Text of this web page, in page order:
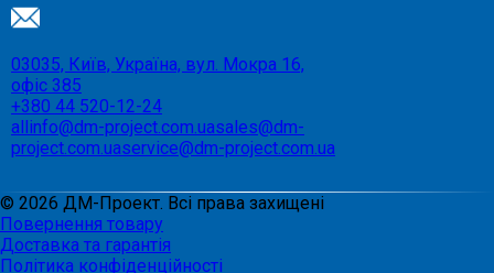
03035, Київ, Україна, вул. Мокра 16,
офіс 385
+380 44 520-12-24
allinfo@dm-project.com.uasales@dm-
project.com.uaservice@dm-project.com.ua
© 2026 ДМ-Проект. Всі права захищені
Повернення товару
Доставка та гарантія
Політика конфіденційності